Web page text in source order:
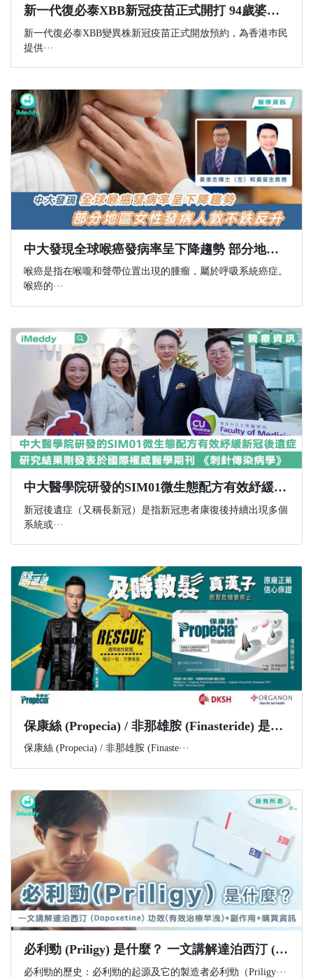
新一代復必泰XBB新冠疫苗正式開打 94歲婆婆在女兒陪同下打第六針 擔心第五針相隔一年保護力已失效
新一代復必泰XBB變異株新冠疫苗正式開放預約，為香港巿民
提供···
中大發現全球喉癌發病率呈下降趨勢 部分地區女性發病人數不跌反升
喉癌是指在喉嚨和聲帶位置出現的腫瘤，屬於呼吸系統癌症。
喉癌的···
中大醫學院研發的SIM01微生態配方有效紓緩新冠後遺症 研究結果剛發表於國際權威醫學期刊 《刺針傳染病學》
新冠後遺症（又稱長新冠）是指新冠患者康復後持續出現多個
系統或···
​保康絲 (Propecia) / 非那雄胺 (Finasteride) 是什麼？功效、副作用與購買資訊一文講解
保康絲 (Propecia) / 非那雄胺 (Finaste···
必利勁 (Priligy) 是什麼？ 一文講解達泊西汀 (Dapoxetine) 功效(有效治療早洩)+副作用+購買資訊
必利勁的歷史：必利勁的起源及它的製造者必利勁（Priligy···